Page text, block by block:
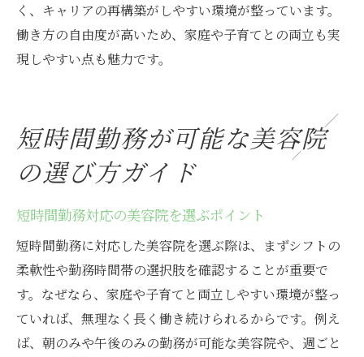
く、キャリアの再構築がしやすい環境が整っています。
働き方の自由度が高いため、家庭や子育てとの両立も実
現しやすい点も魅力です。
短時間勤務が可能な美容院
の選び方ガイド
短時間勤務対応の美容院を選ぶポイント
短時間勤務に対応した美容院を選ぶ際は、まずシフトの
柔軟性や勤務時間帯の選択肢を確認することが重要で
す。なぜなら、家庭や子育てと両立しやすい環境が整っ
ていれば、無理なく長く働き続けられるからです。例え
ば、朝のみや午後のみの勤務が可能な美容院や、週ごと